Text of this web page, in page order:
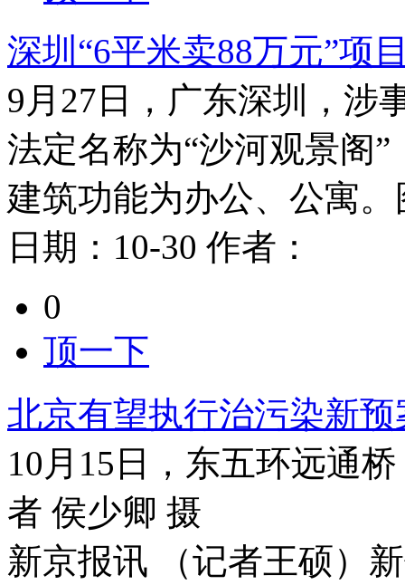
深圳“6平米卖88万元”项
9月27日，广东深圳，涉
法定名称为“沙河观景阁
建筑功能为办公、公寓
日期： 10-30 作者：
0
顶一下
北京有望执行治污染新
10月15日，东五环远通
者 侯少卿 摄
新京报讯 （记者王硕）